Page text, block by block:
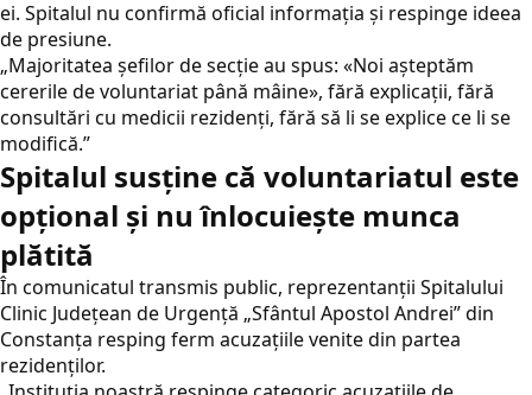
ei. Spitalul nu confirmă oficial informația și respinge ideea
de presiune.
„Majoritatea șefilor de secție au spus: «Noi așteptăm
cererile de voluntariat până mâine», fără explicații, fără
consultări cu medicii rezidenți, fără să li se explice ce li se
modifică.”
Spitalul susține că voluntariatul este
opțional și nu înlocuiește munca
plătită
În comunicatul transmis public, reprezentanții Spitalului
Clinic Județean de Urgență „Sfântul Apostol Andrei” din
Constanța resping ferm acuzațiile venite din partea
rezidenților.